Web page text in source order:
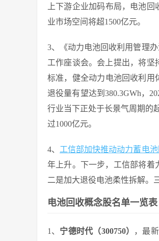
上下游企业加码布局，电池
业市场空间将超1500亿元。
3、《动力电池回收利用管理
工作座谈会。会上提出，将坚
标准，健全动力电池回收利用
退役量有望达到380.3GWh，
行业当下正处于长景气周期的
过1000亿元。
4、 工信部加快推动动力蓄电池
年上升。下一步，工信部将着
二是加大退役电池柔性拆解。
电池回收概念股名单一览表
1、 宁德时代（300750）
，最